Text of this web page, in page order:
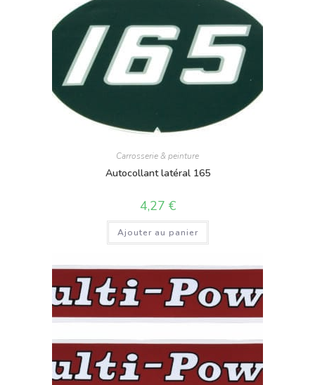
Carrosserie & peinture
Autocollant latéral 165
4,27 €
Ajouter au panier